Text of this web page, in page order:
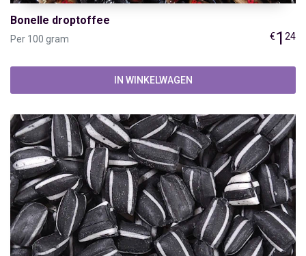
Bonelle droptoffee
Per 100 gram €1 24
IN WINKELWAGEN